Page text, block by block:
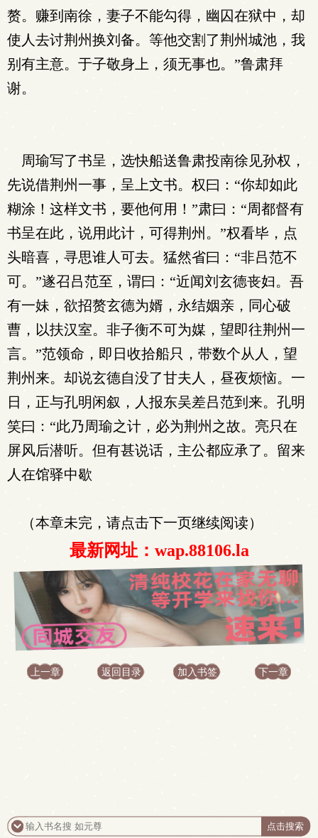
赘。赚到南徐，妻子不能勾得，幽囚在狱中，却
使人去讨荆州换刘备。等他交割了荆州城池，我
别有主意。于子敬身上，须无事也。”鲁肃拜
谢。
周瑜写了书呈，选快船送鲁肃投南徐见孙权，
先说借荆州一事，呈上文书。权曰：“你却如此
糊涂！这样文书，要他何用！”肃曰：“周都督有
书呈在此，说用此计，可得荆州。”权看毕，点
头暗喜，寻思谁人可去。猛然省曰：“非吕范不
可。”遂召吕范至，谓曰：“近闻刘玄德丧妇。吾
有一妹，欲招赘玄德为婿，永结姻亲，同心破
曹，以扶汉室。非子衡不可为媒，望即往荆州一
言。”范领命，即日收拾船只，带数个从人，望
荆州来。却说玄德自没了甘夫人，昼夜烦恼。一
日，正与孔明闲叙，人报东吴差吕范到来。孔明
笑曰：“此乃周瑜之计，必为荆州之故。亮只在
屏风后潜听。但有甚说话，主公都应承了。留来
人在馆驿中歇
（本章未完，请点击下一页继续阅读）
最新网址：wap.88106.la
上一章 返回目录 加入书签 下一章